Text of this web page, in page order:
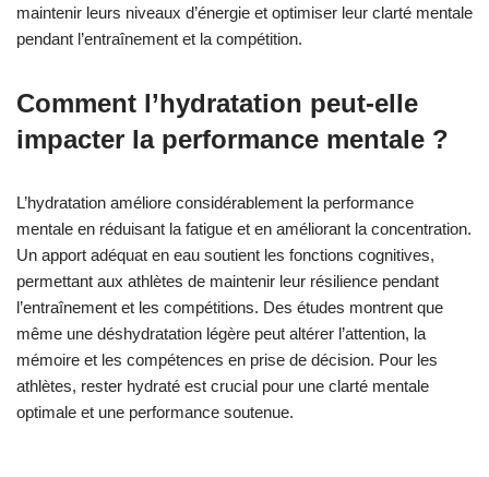
maintenir leurs niveaux d’énergie et optimiser leur clarté mentale
pendant l’entraînement et la compétition.
Comment l’hydratation peut-elle
impacter la performance mentale ?
L’hydratation améliore considérablement la performance
mentale en réduisant la fatigue et en améliorant la concentration.
Un apport adéquat en eau soutient les fonctions cognitives,
permettant aux athlètes de maintenir leur résilience pendant
l’entraînement et les compétitions. Des études montrent que
même une déshydratation légère peut altérer l’attention, la
mémoire et les compétences en prise de décision. Pour les
athlètes, rester hydraté est crucial pour une clarté mentale
optimale et une performance soutenue.